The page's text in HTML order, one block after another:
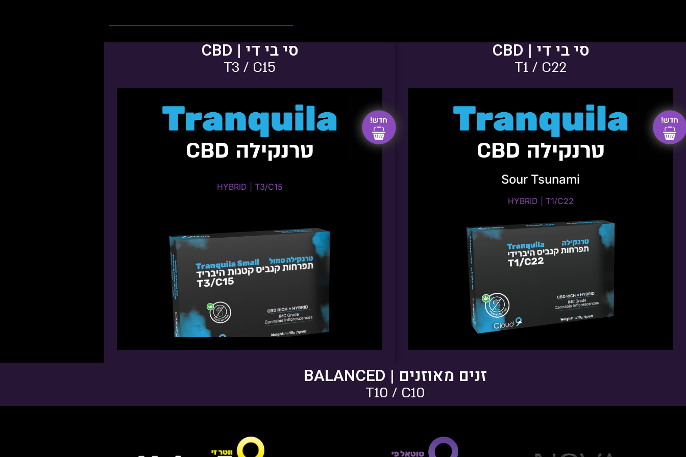
סי בי די | CBD
T1 / C22
טרנקילה CBD
Sour Tsunami
HYBRID | T1/C22​
HYBRID | T1/C22
THC: 0%-1.5% | CBD: 20%-24%
טרפנים דומיננטים: Myrcene, Pinene, Terpinolene
פתיחות שקית ומלאי זמין
סי בי די | CBD
T3 / C15
טרנקילה CBD
Sour Tsunami
HYBRID | T3/C15​
טרפנים דומיננטים: Myrcene, Pinene, Terpinolene
פתיחות שקית ומלאי זמין
זנים מאוזנים | BALANCED
T10 / C10